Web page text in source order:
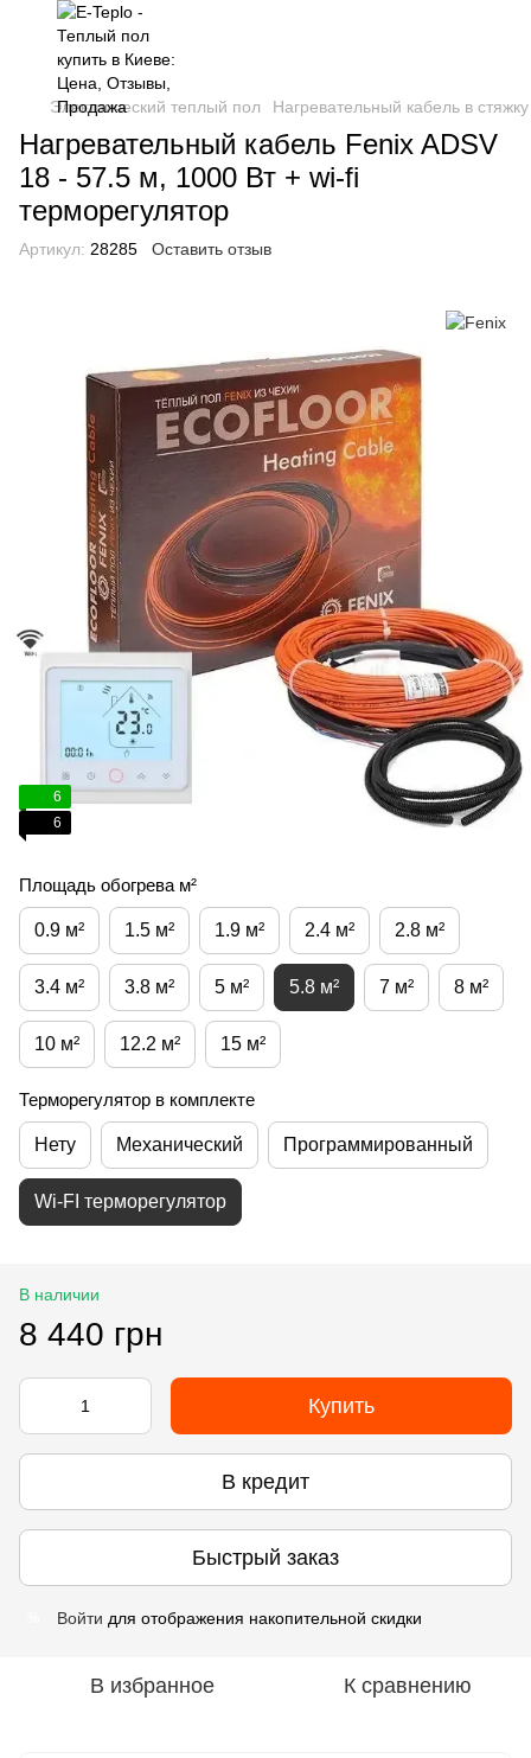
Электрический теплый пол Нагревательный кабель в стяжку
Нагревательный кабель Fenix ADSV
18 - 57.5 м, 1000 Вт + wi-fi
терморегулятор
Артикул: 28285 Оставить отзыв
6
6
Площадь обогрева м²
0.9 м² 1.5 м² 1.9 м² 2.4 м² 2.8 м²
3.4 м² 3.8 м² 5 м² 5.8 м² 7 м² 8 м²
10 м² 12.2 м² 15 м²
Терморегулятор в комплекте
Нету Механический Программированный
Wi-FI терморегулятор
В наличии
8 440 грн
Купить
В кредит
Быстрый заказ
Войти для отображения накопительной скидки
В избранное К сравнению